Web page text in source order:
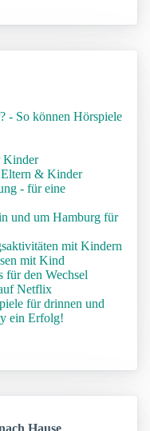
- So können Hörspiele
Kinder
& Kinder
- für eine
und um Hamburg für
mit Kindern
mit Kind
für den Wechsel
Netflix
für drinnen und
ein Erfolg!